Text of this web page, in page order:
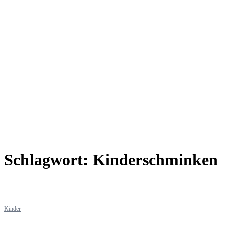
Schlagwort: Kinderschminken
Kinder